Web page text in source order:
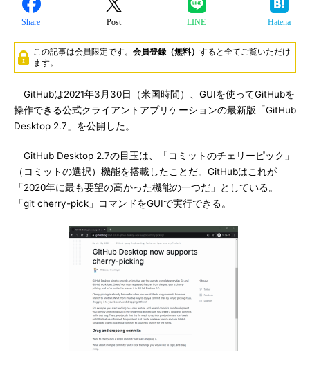
Share Post LINE Hatena
この記事は会員限定です。 会員登録（無料） すると全てご覧いただけ
ます。
GitHubは2021年3月30日（米国時間）、GUIを使ってGitHubを
操作できる公式クライアントアプリケーションの最新版「GitHub
Desktop 2.7」を公開した。
GitHub Desktop 2.7の目玉は、「コミットのチェリーピック」
（コミットの選択）機能を搭載したことだ。GitHubはこれが
「2020年に最も要望の高かった機能の一つだ」としている。
「git cherry-pick」コマンドをGUIで実行できる。